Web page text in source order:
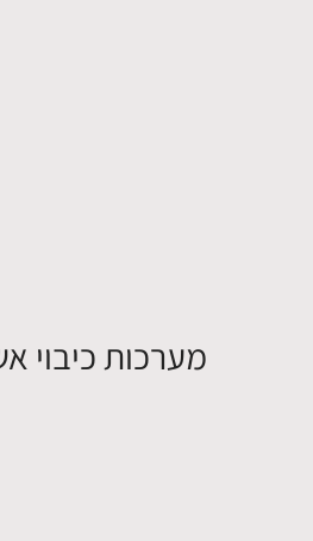
מערכות כיבוי